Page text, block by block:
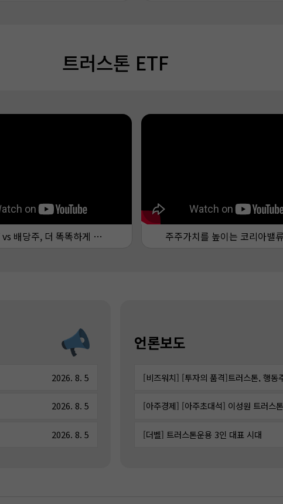
트러스톤 ETF
TR ETF vs 배당주, 더 똑똑하게 투자하는 방법 주주가치를 높이는 코
2026. 8. 5
2026. 8. 5
2026. 8. 5
언론보도
[더벨] 트러스톤운용 3인 대표 시대